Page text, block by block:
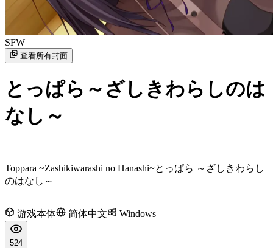
SFW
查看所有封面
とっぱら～ざしきわらしのは
なし～
Toppara ~Zashikiwarashi no Hanashi~とっぱら ～ざしきわらし
のはなし～
游戏本体 简体中文 Windows
524